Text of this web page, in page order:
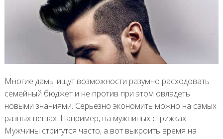
Многие дамы ищут возможности разумно расходовать
семейный бюджет и не против при этом овладеть
новыми знаниями. Серьезно экономить можно на самых
разных вещах. Например, на мужниных стрижках.
Мужчины стригутся часто, а вот выкроить время на